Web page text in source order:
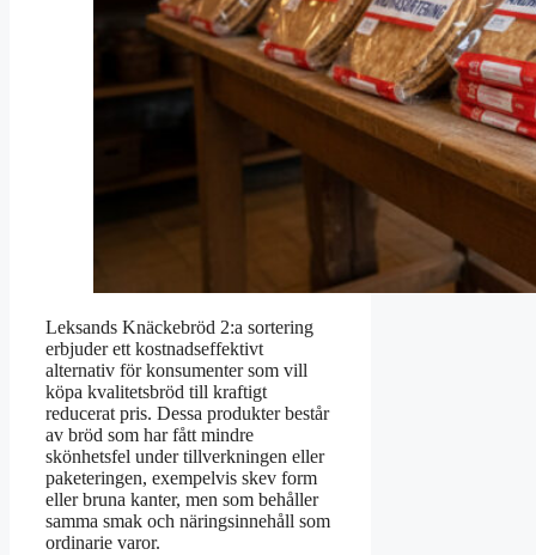
Leksands Knäckebröd 2:a sortering
erbjuder ett kostnadseffektivt
alternativ för konsumenter som vill
köpa kvalitetsbröd till kraftigt
reducerat pris. Dessa produkter består
av bröd som har fått mindre
skönhetsfel under tillverkningen eller
paketeringen, exempelvis skev form
eller bruna kanter, men som behåller
samma smak och näringsinnehåll som
ordinarie varor.